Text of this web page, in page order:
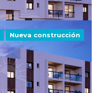
Nueva construcción